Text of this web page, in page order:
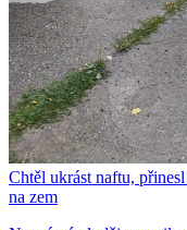
Chtěl ukrást naftu,
na zem